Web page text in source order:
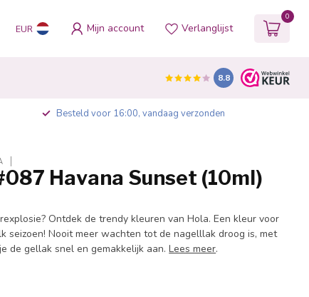
EUR Mijn account Verlanglijst
0
8.8
Besteld voor 16:00, vandaag verzonden
Havana Sunset (10ml)
Ontdek de trendy kleuren van Hola. Een kleur voor
seizoen! Nooit meer wachten tot de nagelllak droog is, met
de gellak snel en gemakkelijk aan.Lees meer.